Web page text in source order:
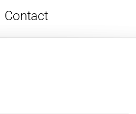
Contact